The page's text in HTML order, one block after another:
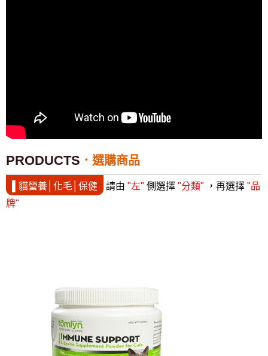
PRODUCTS 選購商品
▌貓營養│化毛│保健 請由 "左" 側選擇 "分類" ，再選擇 "品
牌"